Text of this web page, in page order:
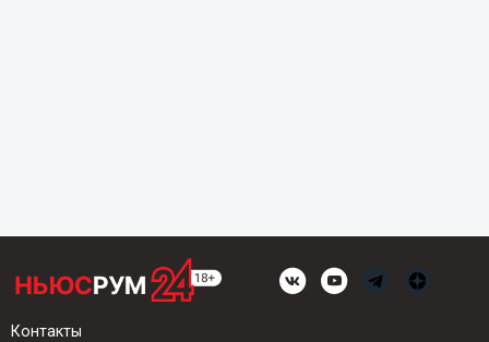
Контакты